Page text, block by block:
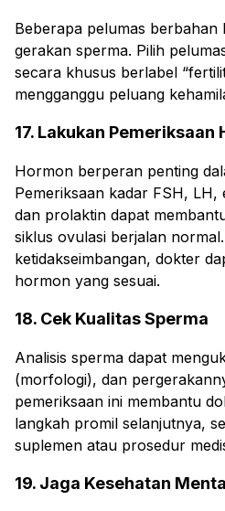
Beberapa pelumas berbahan
gerakan sperma. Pilih
secara khusus berlabel
mengganggu peluang
17. Lakukan Pemeriksaan
Hormon berperan penting
Pemeriksaan kadar FSH,
dan prolaktin dapat
siklus ovulasi berjalan
ketidakseimbangan, dokter
hormon yang sesuai.
18. Cek Kualitas Sperma
Analisis sperma dapat
(morfologi), dan
pemeriksaan ini membantu
langkah promil selanjutnya,
suplemen atau prosedur
19. Jaga Kesehatan